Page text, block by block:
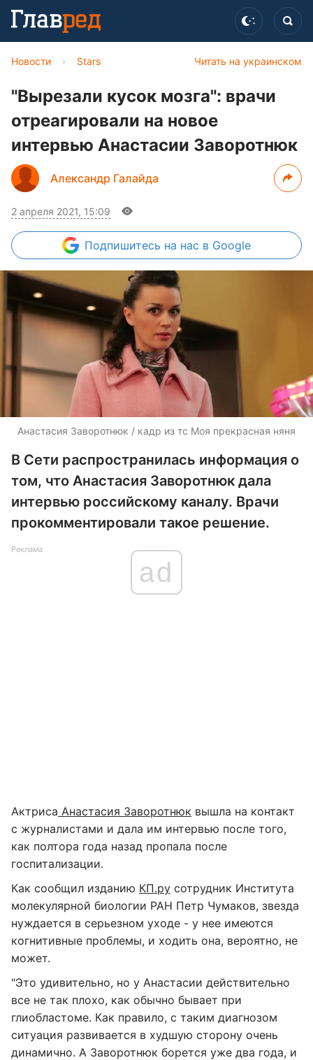
Читать на украинском
Новости › Stars
"Вырезали кусок мозга": врачи
отреагировали на новое
интервью Анастасии Заворотнюк
Александр Галайда
2 апреля 2021, 15:09
Подпишитесь на нас в Google
Анастасия Заворотнюк / кадр из тс Моя прекрасная няня
В Сети распространилась информация о
том, что Анастасия Заворотнюк дала
интервью российскому каналу. Врачи
прокомментировали такое решение.
Реклама
ad
Актриса Анастасия Заворотнюк вышла на контакт
с журналистами и дала им интервью после того,
как полтора года назад пропала после
госпитализации.
Как сообщил изданию КП.ру сотрудник Института
молекулярной биологии РАН Петр Чумаков, звезда
нуждается в серьезном уходе - у нее имеются
когнитивные проблемы, и ходить она, вероятно, не
может.
"Это удивительно, но у Анастасии действительно
все не так плохо, как обычно бывает при
глиобластоме. Как правило, с таким диагнозом
ситуация развивается в худшую сторону очень
динамично. А Заворотнюк борется уже два года, и